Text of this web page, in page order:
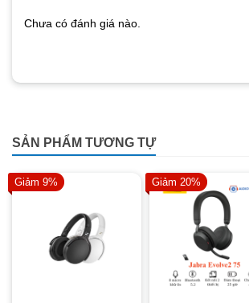
Chưa có đánh giá nào.
SẢN PHẨM TƯƠNG TỰ
Giảm 9% Giảm 20%